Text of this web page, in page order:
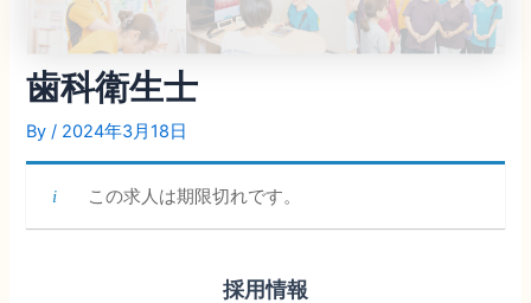
歯科衛生士
By/ 2024年3月18日
この求人は期限切れです。
採用情報